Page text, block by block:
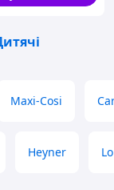
Maxi-Cosi
Heyner